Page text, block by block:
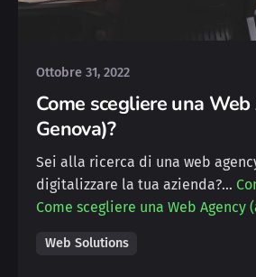
Ottobre 31, 2022
Come scegliere una
Genova)?
Sei alla ricerca di una web
digitalizzare la tua azienda?…
Come scegliere una Web Agency
Web Solutions